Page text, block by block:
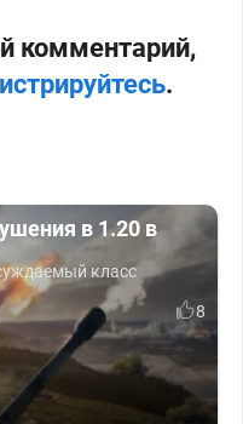
комментарий,
.
в 1.20 в
класс
8